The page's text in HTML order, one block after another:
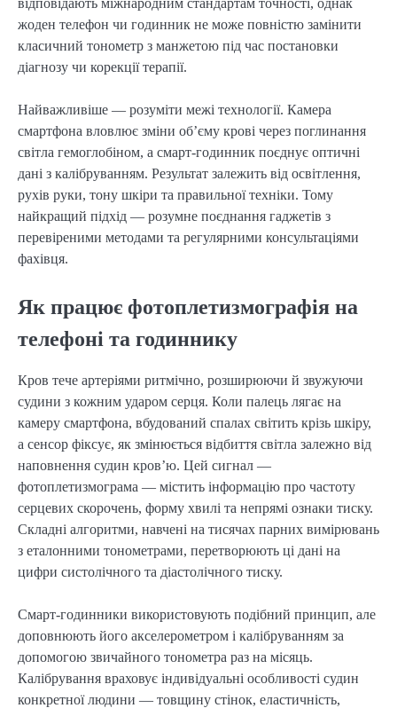
відповідають міжнародним стандартам точності, однак
жоден телефон чи годинник не може повністю замінити
класичний тонометр з манжетою під час постановки
діагнозу чи корекції терапії.
Найважливіше — розуміти межі технології. Камера
смартфона вловлює зміни об’єму крові через поглинання
світла гемоглобіном, а смарт-годинник поєднує оптичні
дані з калібруванням. Результат залежить від освітлення,
рухів руки, тону шкіри та правильної техніки. Тому
найкращий підхід — розумне поєднання гаджетів з
перевіреними методами та регулярними консультаціями
фахівця.
Як працює фотоплетизмографія на
телефоні та годиннику
Кров тече артеріями ритмічно, розширюючи й звужуючи
судини з кожним ударом серця. Коли палець лягає на
камеру смартфона, вбудований спалах світить крізь шкіру,
а сенсор фіксує, як змінюється відбиття світла залежно від
наповнення судин кров’ю. Цей сигнал —
фотоплетизмограма — містить інформацію про частоту
серцевих скорочень, форму хвилі та непрямі ознаки тиску.
Складні алгоритми, навчені на тисячах парних вимірювань
з еталонними тонометрами, перетворюють ці дані на
цифри систолічного та діастолічного тиску.
Смарт-годинники використовують подібний принцип, але
доповнюють його акселерометром і калібруванням за
допомогою звичайного тонометра раз на місяць.
Калібрування враховує індивідуальні особливості судин
конкретної людини — товщину стінок, еластичність,